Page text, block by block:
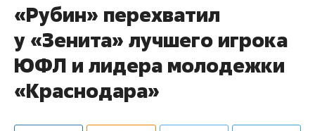
«Рубин» перехватил
у «Зенита» лучшего игрока
ЮФЛ и лидера молодежки
«Краснодара»